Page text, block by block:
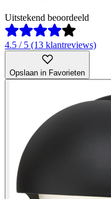
Uitstekend beoordeeld
4.5 / 5 (13 klantreviews)
Opslaan in Favorieten